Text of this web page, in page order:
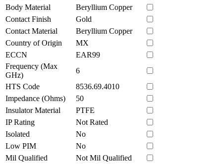
Body Material
Beryllium Copper
Contact Finish
Gold
Contact Material
Beryllium Copper
Country of Origin
MX
ECCN
EAR99
Frequency (Max
GHz)
6
HTS Code
8536.69.4010
Impedance (Ohms)
50
Insulator Material
PTFE
IP Rating
Not Rated
Isolated
No
Low PIM
No
Mil Qualified
Not Mil Qualified